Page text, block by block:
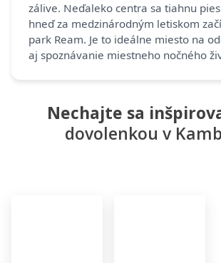
zálive. Neďaleko centra sa tiahnu
hneď za medzinárodným letiskom
park Ream. Je to ideálne miesto na
aj spoznávanie miestneho nočného
Nechajte sa
dovolenkou v